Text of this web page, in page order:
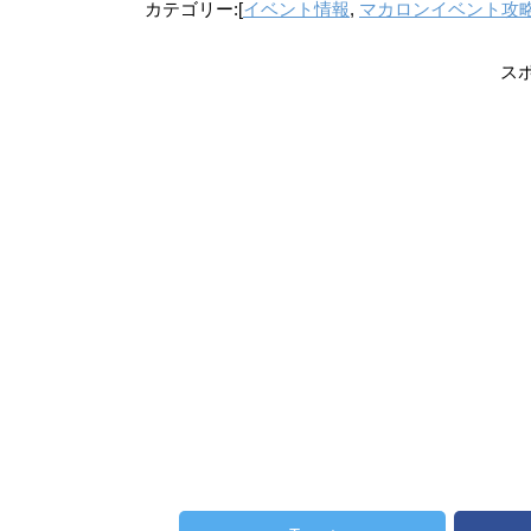
カテゴリー:[イベント情報, マカロンイベント攻
ス